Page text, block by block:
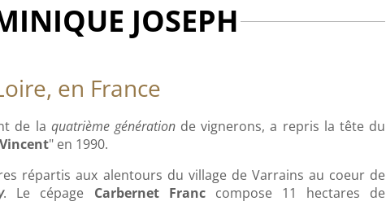
JOSEPH
en France
de la quatrième générationde vignerons, a repris la tête du
" en 1990.
répartis aux alentours du village de Varrains au coeur de
. Le cépage Carbernet Franccompose 11 hectares de